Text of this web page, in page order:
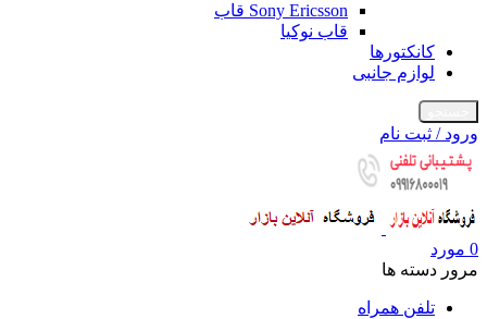
Sony Ericsson قاب
قاب نوکیا
کانکتورها
لوازم جانبی
ورود / ثبت نام
0 مورد
مرور دسته ها
تلفن همراه